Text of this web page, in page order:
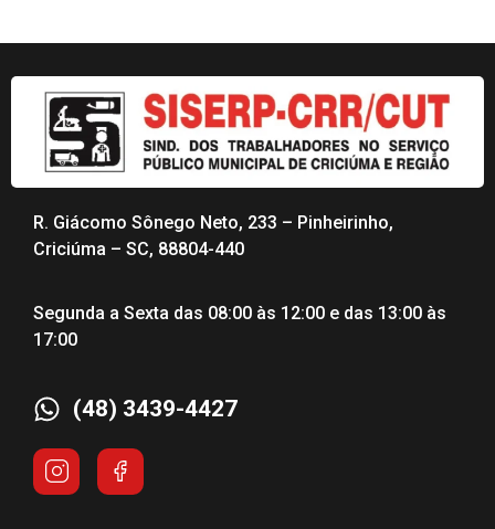
R. Giácomo Sônego Neto, 233 – Pinheirinho,
Criciúma – SC, 88804-440
Segunda a Sexta das 08:00 às 12:00 e das 13:00 às
17:00
(48) 3439-4427